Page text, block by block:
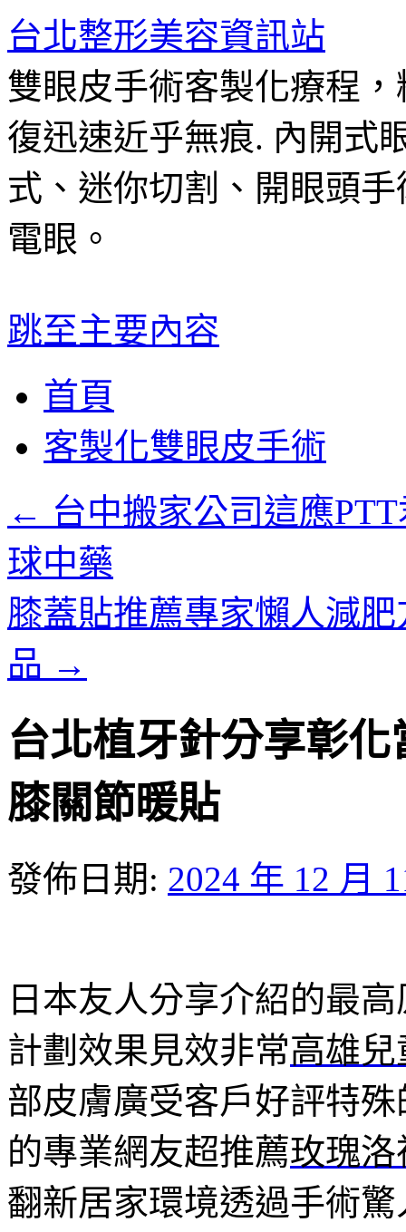
台北整形美容資訊站
雙眼皮手術客製化療程
復迅速近乎無痕. 內開式
式、迷你切割、開眼頭
電眼。
跳至主要內容
首頁
客製化雙眼皮手術
← 台中搬家公司這應
球中藥
膝蓋貼推薦專家懶人減
品 →
台北植牙針分享彰
膝關節暖貼
發佈日期: 2024 年 12 月
日本友人分享介紹的最高
計劃效果見效非常高雄兒
部皮膚廣受客戶好評特殊
的專業網友超推薦玫瑰
翻新居家環境透過手術驚